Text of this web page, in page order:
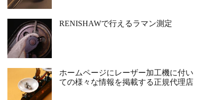
RENISHAWで行えるラマン測定
ホームページにレーザー加工機に付い
ての様々な情報を掲載する正規代理店